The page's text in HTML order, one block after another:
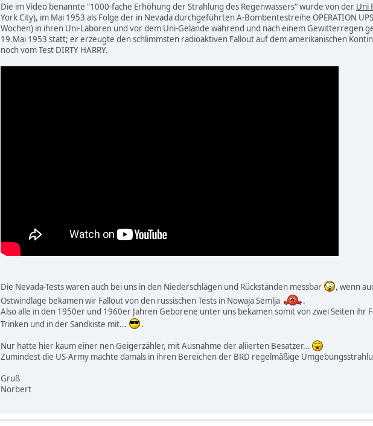
Die im Video benannte "1000-fache Erhöhung der Strahlung des Regenwassers" wurde von der Uni
York City), im Mai 1953 als Folge der in Nevada durchgeführten A-Bombentestreihe OPERATION
Wochen) in ihren Uni-Laboren und vor dem Uni-Gelände während und nach einem Gewitterregen
19.Mai 1953 statt; er erzeugte den schlimmsten radioaktiven Fallout auf dem amerikanischen
noch vom Test DIRTY HARRY.
Die Nevada-Tests waren auch bei uns in den Niederschlägen und Rückständen messbar
, wenn
Ostwindlage bekamen wir Fallout von den russischen Tests in Nowaja Semlja
.
Also alle in den 1950er und 1960er Jahren Geborene unter uns bekamen somit von zwei Seiten
Trinken und in der Sandkiste mit...
.
Nur hatte hier kaum einer nen Geigerzähler, mit Ausnahme der aliierten Besatzer...
Zumindest die US-Army machte damals in ihren Bereichen der BRD regelmäßige
Gruß
Norbert